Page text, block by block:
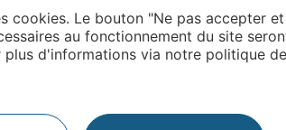
cookies. Le bouton "Ne pas accepter
au fonctionnement du site
d'informations via notre politique
Pros d'Occitanie